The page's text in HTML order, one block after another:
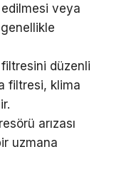
veya
düzenli
filtresi, klima
arızası
uzmana